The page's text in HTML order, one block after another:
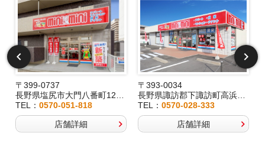
〒399-0737
長野県塩尻市大門八番町12-29
TEL： 0570-051-818
店舗詳細
〒393-0034
長野県諏訪郡下諏訪町高浜6191-3
TEL：0570-028-333
店舗詳細